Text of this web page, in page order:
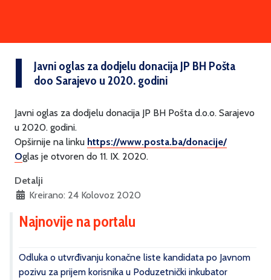
Javni oglas za dodjelu donacija JP BH Pošta
doo Sarajevo u 2020. godini
Javni oglas za dodjelu donacija JP BH Pošta d.o.o. Sarajevo
u 2020. godini.
Opširnije na linku https://www.posta.ba/donacije/
Oglas je otvoren do 11. IX. 2020.
Detalji
Kreirano: 24 Kolovoz 2020
Najnovije na portalu
Odluka o utvrđivanju konačne liste kandidata po Javnom
pozivu za prijem korisnika u Poduzetnički inkubator